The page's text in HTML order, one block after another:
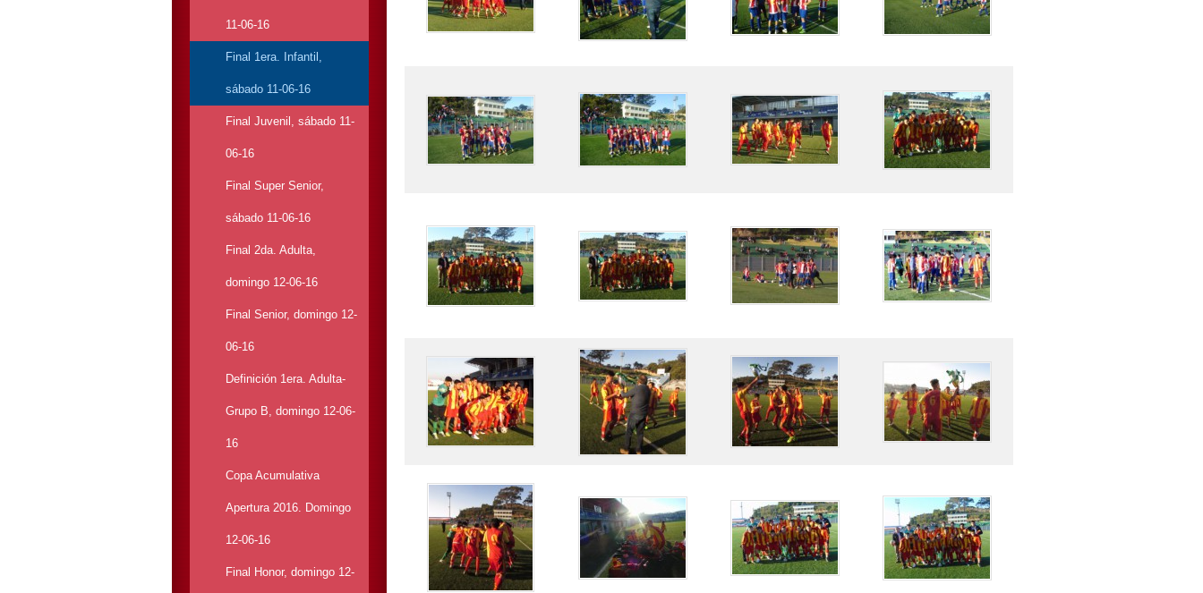
11-06-16
Final 1era. Infantil,
sábado 11-06-16
Final Juvenil, sábado 11-
06-16
Final Super Senior,
sábado 11-06-16
Final 2da. Adulta,
domingo 12-06-16
Final Senior, domingo 12-
06-16
Definición 1era. Adulta-
Grupo B, domingo 12-06-
16
Copa Acumulativa
Apertura 2016. Domingo
12-06-16
Final Honor, domingo 12-